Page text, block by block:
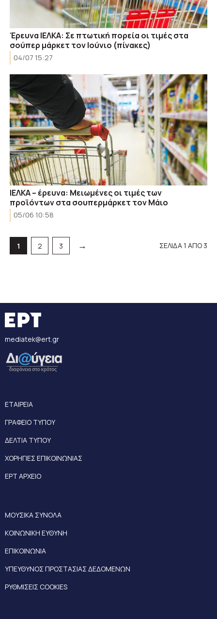
Έρευνα ΙΕΛΚΑ: Σε πτωτική πορεία οι τιμές στα
σούπερ μάρκετ τον Ιούνιο (πίνακες)
04/07 15:27
ΙΕΛΚΑ – έρευνα: Μειωμένες οι τιμές των
προϊόντων στα σουπερμάρκετ τον Μάιο
05/06 10:58
Σελίδα
1 Σελίδα
2 Σελίδα
3 → ΣΕΛΙΔΑ 1 ΑΠΟ 3
mediatek@ert.gr
ΕΤΑΙΡΕΙΑ
ΓΡΑΦΕΙΟ ΤΥΠΟΥ
ΔΕΛΤΙΑ ΤΥΠΟΥ
ΧΟΡΗΓΙΕΣ ΕΠΙΚΟΙΝΩΝΙΑΣ
ΕΡΤ ΑΡΧΕΙΟ
ΜΟΥΣΙΚΑ ΣΥΝΟΛΑ
ΚΟΙΝΩΝΙΚΗ ΕΥΘΥΝΗ
ΕΠΙΚΟΙΝΩΝΙΑ
ΥΠΕΥΘΥΝΟΣ ΠΡΟΣΤΑΣΙΑΣ ΔΕΔΟΜΕΝΩΝ
ΡΥΘΜΙΣΕΙΣ COOKIES